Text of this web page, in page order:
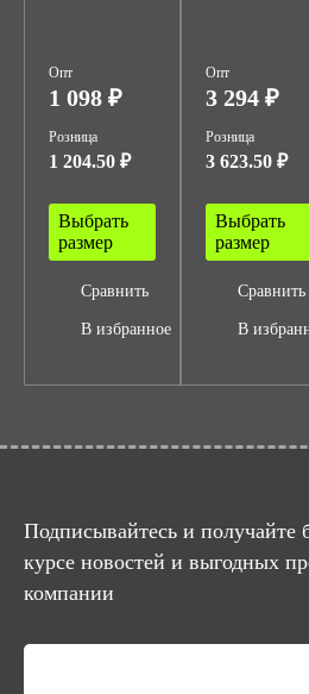
Опт
1 098 ₽
Розница
1 204.50 ₽
Выбрать
размер
Сравнить
В избранное
Опт
3 294 ₽
Розница
3 623.50 ₽
Выбрать
размер
Сравнить
В
Подписывайтесь и получайте
курсе новостей и выгодных
компании